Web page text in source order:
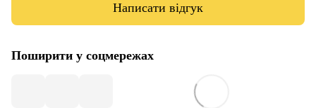
Написати відгук
Поширити у соцмережах